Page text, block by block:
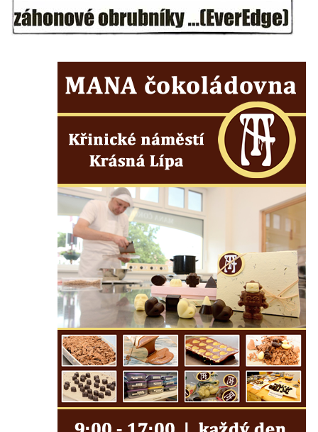
Rodný dům Josefa Hory v Dobříni
Královská mincovna v Jáchymově
Chudobinec Franze Preidla v České
Kamenici
Dům čp. 121 ve Velenicích
Dům čp. 155 ve Velenicích
Dům čp. 33 – bývalá škola ve Velenicích
Bývalá fara ve Velenicích
Dům ev.č. 26 ve Velenicích
Dům čp. 68 ve Velenicích
Dům čp. 67 ve Svojkově
Torzo domu čp. 6 ve Svojkově
Městské divadlo Chomutov
Ludwig Breitfeld, výroba prýmků – dnes
Pivovar Chalupník v Perštejně
Spořitelna v Turnově
Hostinec ve Svojkově
Dům obuvi Baťa v Liberci